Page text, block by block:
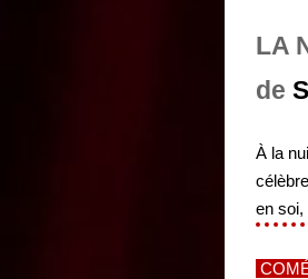
LA
de
À la
en soi,